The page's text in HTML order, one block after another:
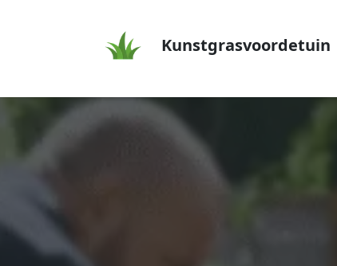
Kunstgrasvoordetuin